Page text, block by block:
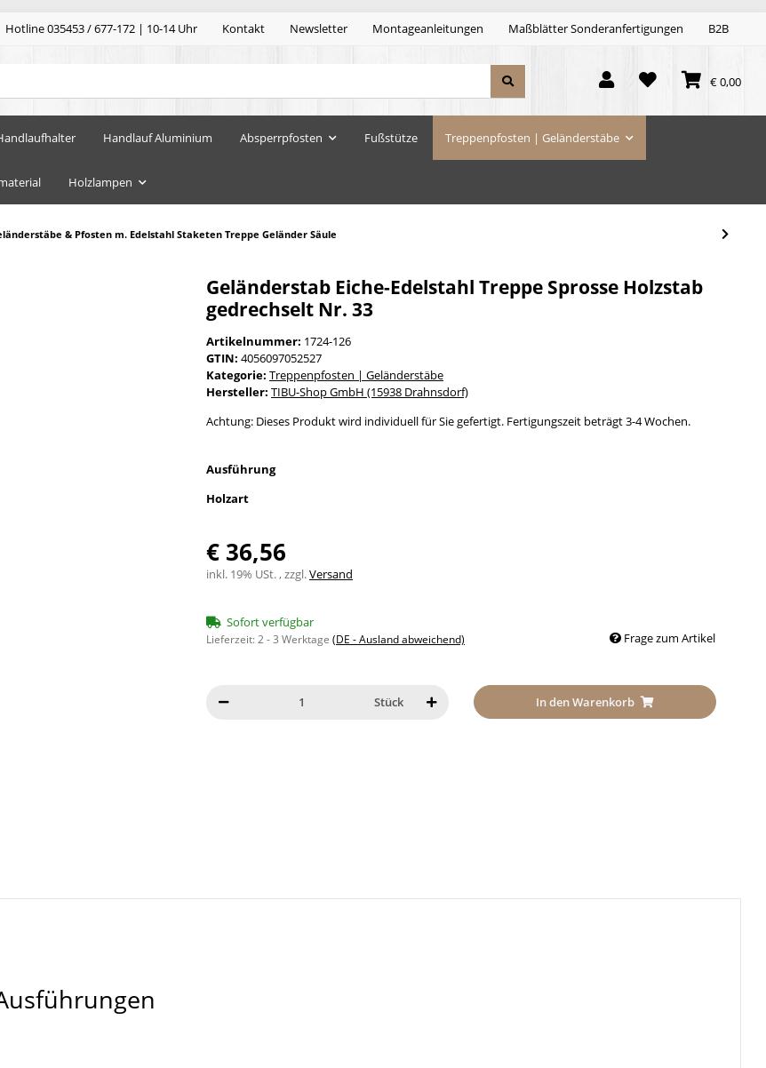
Hotline 035453 / 677-172 | 10-14 Uhr Kontakt Newsletter Montageanleitungen Maßblätter Sonderanfertigungen B2B
€ 0,00
Handlauf Aluminium Absperrpfosten Fußstütze Treppenpfosten | Geländerstäbe
Holzlampen
& Pfosten m. Edelstahl Staketen Treppe Geländer Säule
Geländerstab Eiche-Edelstahl Treppe Sprosse Holzstab
gedrechselt Nr. 33
Artikelnummer: 1724-126
GTIN: 4056097052527
Kategorie: Treppenpfosten | Geländerstäbe
Hersteller: TIBU-Shop GmbH (15938 Drahnsdorf)
Achtung: Dieses Produkt wird individuell für Sie gefertigt. Fertigungszeit beträgt 3-4 Wochen.
Ausführung
Holzart
€ 36,56
inkl. 19% USt. , zzgl.Versand
Sofort verfügbar
Lieferzeit:2 - 3 Werktage (DE - Ausland abweichend) Frage zum Artikel
Stück In den Warenkorb